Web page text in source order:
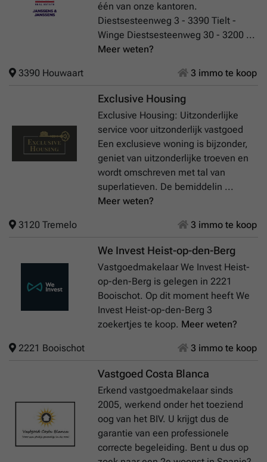
één van onze kantoren.
Diestsesteenweg 3 - 3390 Tielt -
Winge Diestsesteenweg 30 - 3200 ...
Meer weten?
3390 Houwaart 3 immo te koop
Exclusive Housing
Exclusive Housing: Uitzonderlijke
service voor uitzonderlijk vastgoed
Een exclusieve woning is bijzonder,
geniet van uitzonderlijke troeven en
wordt omschreven met tal van
superlatieven. De bemiddelin ...
Meer weten?
3120 Tremelo 3 immo te koop
We Invest Heist-op-den-Berg
Vastgoedmakelaar We Invest Heist-
op-den-Berg is gelegen in 2221
Booischot. Op dit moment heeft We
Invest Heist-op-den-Berg 3
zoekertjes te koop. Meer weten?
2221 Booischot 3 immo te koop
Vastgoed Costa Blanca
Erkend vastgoedmakelaar sinds
2005, werkend onder het toeziend
oog van het BIV. U krijgt dus de
garantie van een professionele
correcte begeleiding. Bent u dus op